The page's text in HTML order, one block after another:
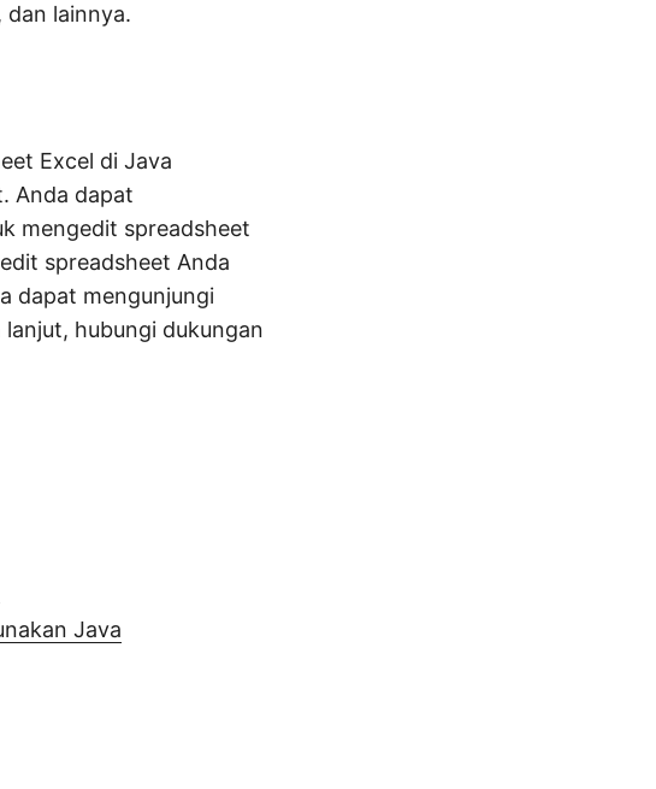
lainnya.
Excel di Java
Anda dapat
mengedit spreadsheet
spreadsheet Anda
dapat mengunjungi
hubungi dukungan
Java